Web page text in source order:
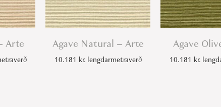
t
y
Arte Agave Natural – Arte
10.181 kr.lengdarmetraverð
Agave
10.181 kr.